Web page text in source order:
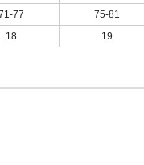
77 75-81
18 19